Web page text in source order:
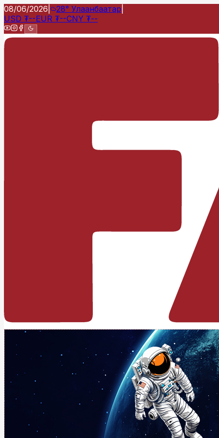
08/06/2026 28° Улаанбаатар
USD ₮--EUR ₮--CNY ₮--